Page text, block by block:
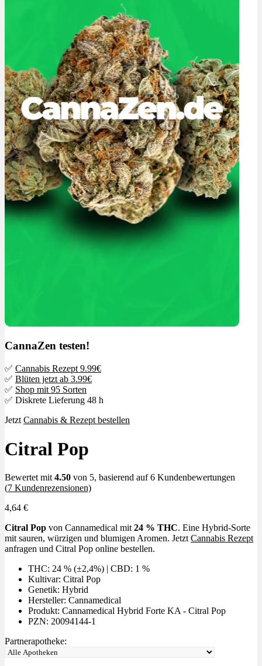
CannaZen testen!
✅ Cannabis Rezept 9.99€
✅ Blüten jetzt ab 3.99€
✅ Shop mit 95 Sorten
✅ Diskrete Lieferung 48 h
Jetzt Cannabis & Rezept bestellen
Citral Pop
Bewertet mit 4.50 von 5, basierend auf6 Kundenbewertungen
(7 Kundenrezensionen)
4,64 €
Citral Pop von Cannamedical mit 24 % THC. Eine Hybrid-Sorte
mit sauren, würzigen und blumigen Aromen. Jetzt Cannabis Rezept
anfragen und Citral Pop online bestellen.
THC: 24 % (±2,4%) | CBD: 1 %
Kultivar: Citral Pop
Genetik: Hybrid
Hersteller: Cannamedical
Produkt: Cannamedical Hybrid Forte KA - Citral Pop
PZN: 20094144-1
Partnerapotheke: